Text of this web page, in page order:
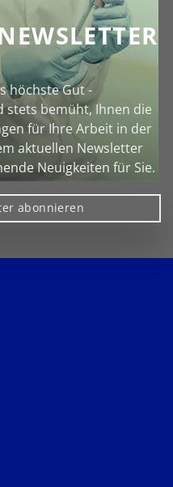
höchste Gut -
stets bemüht, Ihnen die
für Ihre Arbeit in der
aktuellen Newsletter
Neuigkeiten für Sie.
abonnieren